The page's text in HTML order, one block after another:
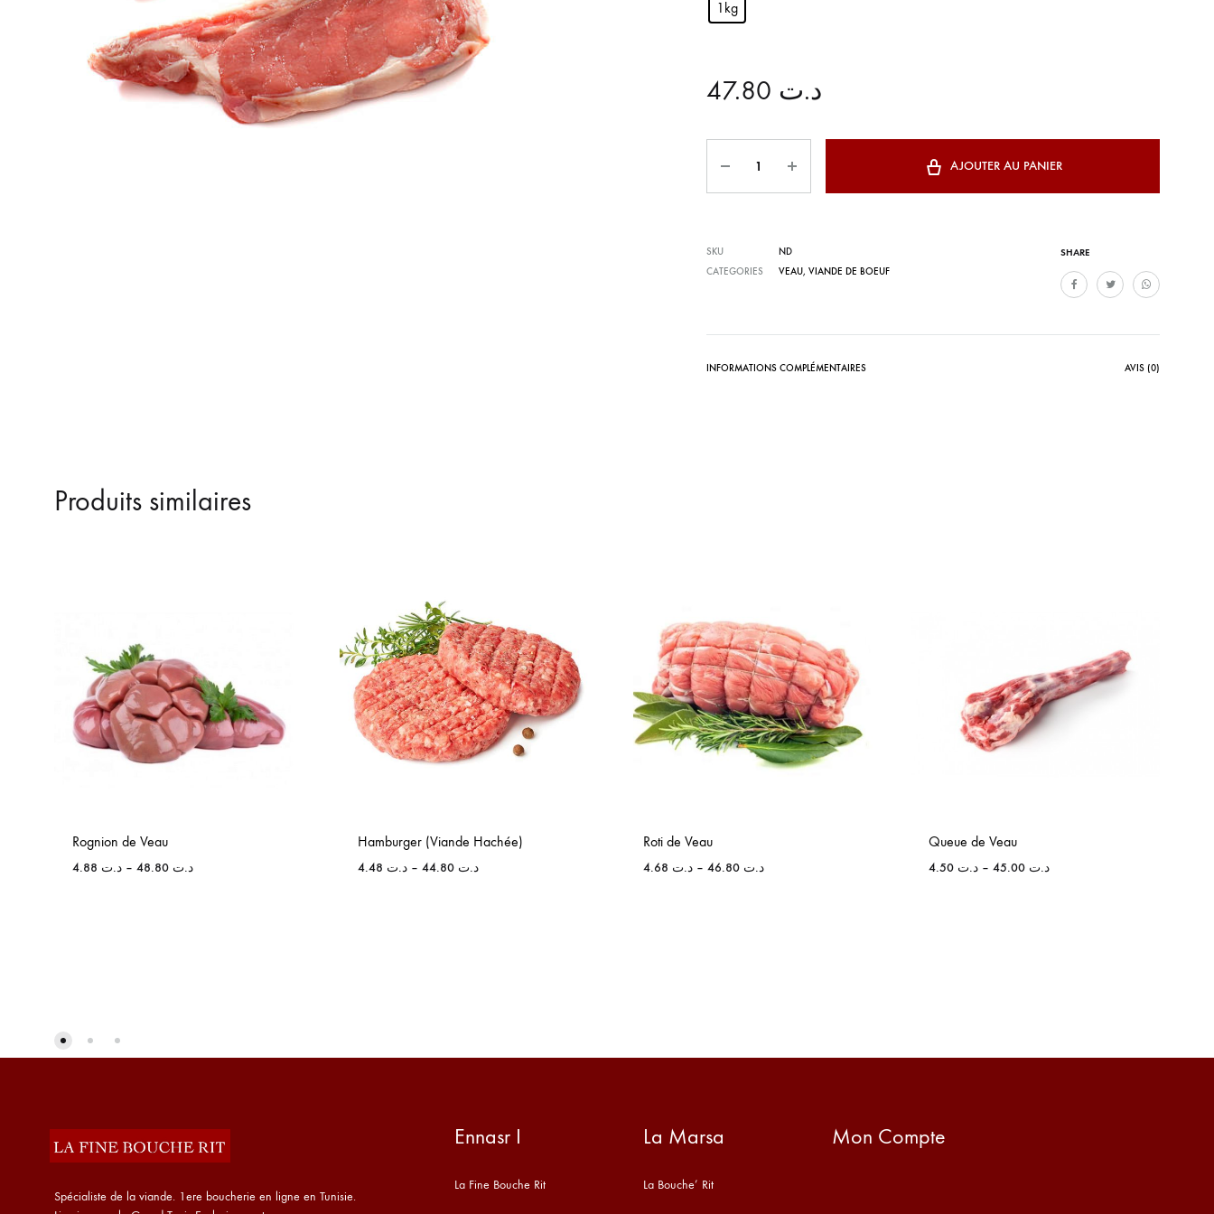
1kg
د.ت
AJOUTER AU PANIER
SHARE
SKU
ND
CATEGORIES
VEAU, VIANDE DE BOEUF
INFORMATIONS COMPLÉMENTAIRES AVIS (0)
Produits similaires
Rognion de Veau
د.ت – د.ت
Hamburger (Viande Hachée)
د.ت – د.ت
Roti de Veau
د.ت – د.ت
Queue de Veau
د.ت – د.ت
Spécialiste de la viande. 1ere boucherie en ligne en Tunisie.
Ennasr I
La Fine Bouche Rit
La Marsa
La Bouche’ Rit
Mon Compte